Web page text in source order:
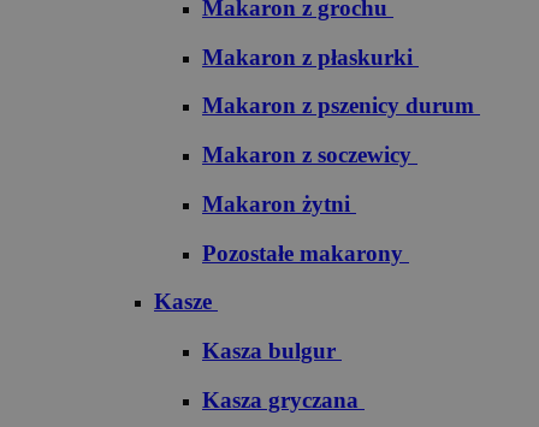
Makaron z grochu
Makaron z płaskurki
Makaron z pszenicy durum
Makaron z soczewicy
Makaron żytni
Pozostałe makarony
Kasze
Kasza bulgur
Kasza gryczana